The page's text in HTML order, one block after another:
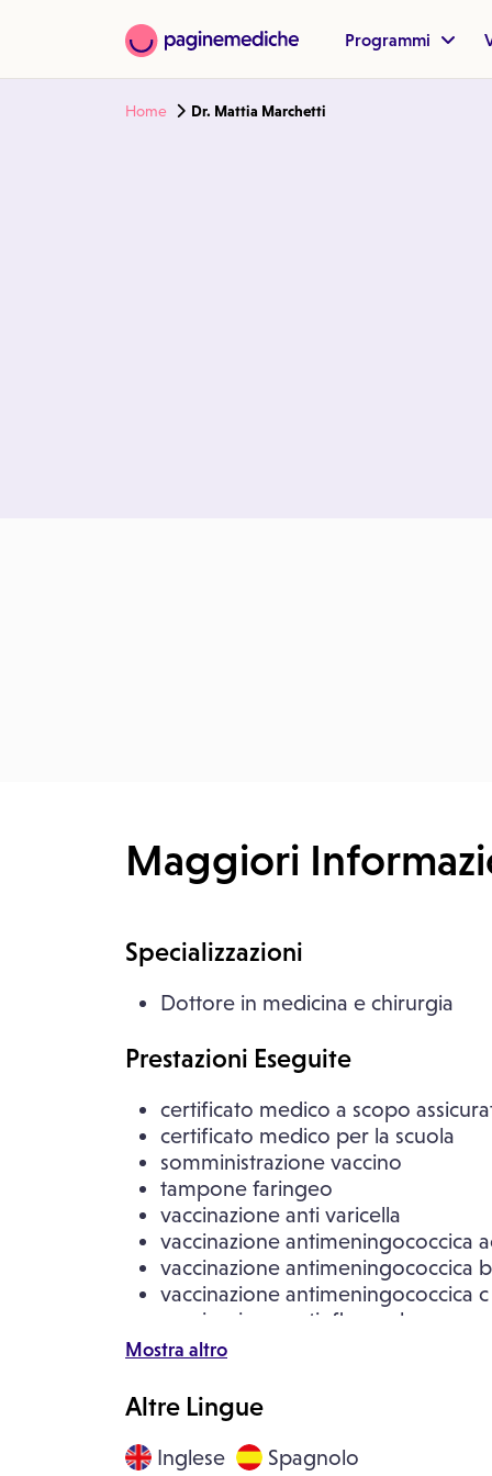
Programmi
Home Dr. Mattia Marchetti
Maggiori
Specializzazioni
Dottore in medicina e chirurgia
Prestazioni Eseguite
certificato medico a scopo
certificato medico per la scuola
somministrazione vaccino
tampone faringeo
vaccinazione anti varicella
vaccinazione antimeningococcica
vaccinazione antimeningococcica b
vaccinazione antimeningococcica c
vaccinazione antinfluenzale
vaccinazione antipneumococcica
visita con rilascio certificato di
visita medica generica
Mostra altro
Altre Lingue
Inglese Spagnolo